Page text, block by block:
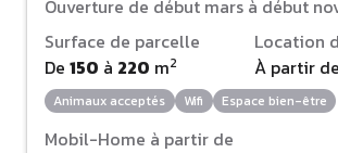
Ouverture de début mars à début
Surface de parcelle
De 150 à 220 m2
Location
À partir de
Animaux acceptés Wifi Espace bien-être
Mobil-Home à partir de